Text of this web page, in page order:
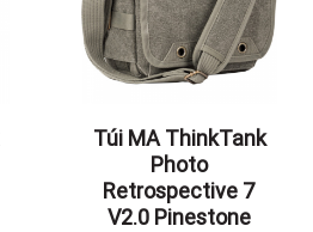
Túi MA ThinkTank
Photo
Retrospective 7
V2.0 Pinestone